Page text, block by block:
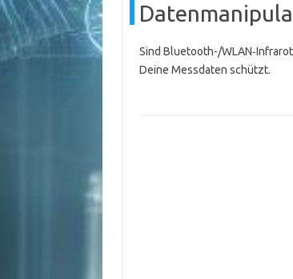
Sind Bluetooth-/
Deine Messdaten schützt.